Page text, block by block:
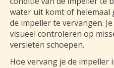
water uit komt of helemaal
de impeller te vervangen.
visueel controleren op
versleten schoepen.
Hoe vervang je de impeller